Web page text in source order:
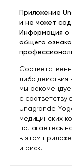
Приложение
и не может
Информация о
общего
либо действия
мы
с
Unagrande
медицинских
полагаетесь
в этом
и риск.